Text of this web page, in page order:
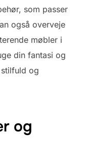
som passer
også overveje
møbler i
din fantasi og
og
og